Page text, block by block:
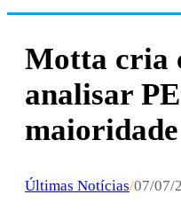
Motta cria
analisar
Últimas Notícias/07/07/